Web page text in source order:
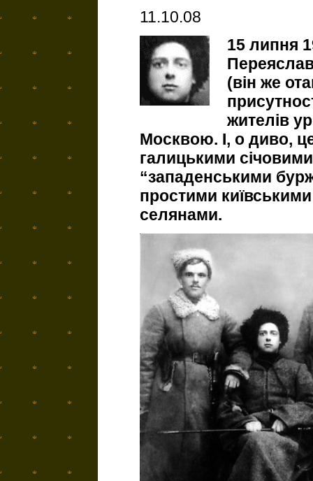
11.10.08
15 липня
(він же
жителів
Москвою. І, о диво,
галицькими
“западенськими
простими
селянами.